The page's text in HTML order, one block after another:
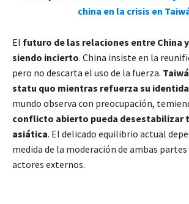
china en la crisis en
El futuro de las relaciones entre China
siendo incierto. China insiste en la
pero no descarta el uso de la fuerza.
statu quo mientras refuerza su
mundo observa con preocupación,
conflicto abierto pueda desestabilizar
asiática. El delicado equilibrio actual
medida de la moderación de ambas
actores externos.